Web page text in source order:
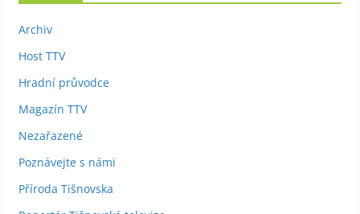
Archiv
Host TTV
Hradní průvodce
Magazín TTV
Nezařazené
Poznávejte s námi
Příroda Tišnovska